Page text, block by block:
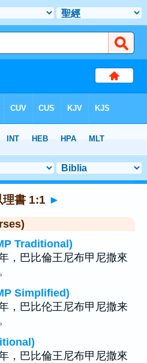
理書 1:1 ►
Traditional)
，巴比倫王尼布甲尼撒來
Simplified)
，巴比伦王尼布甲尼撒来
，巴比倫王尼布甲尼撒來